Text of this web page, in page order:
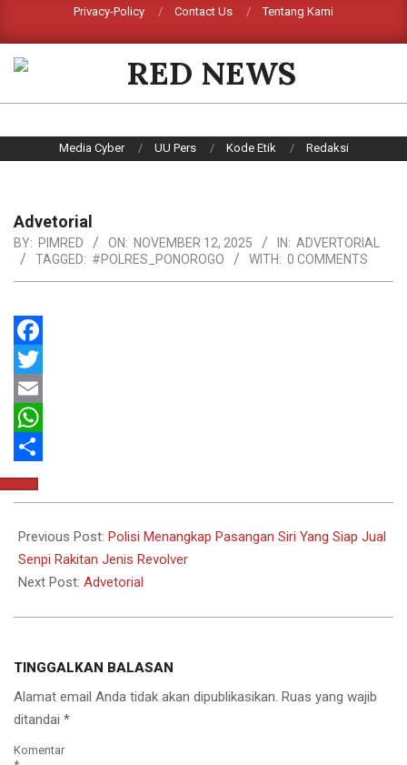
content
Privacy-Policy Contact Us
Tentang Kami
RED
NEWS
Media Cyber UU Pers Kode Etik Redaksi
Advetorial
BY: PIMRED ON: NOVEMBER 12, 2025 IN: ADVERTORIAL
TAGGED: #POLRES_PONOROGO WITH: 0 COMMENTS
Facebook
Twitter
Email
WhatsApp
Share
11-
12
Previous Post: Polisi Menangkap Pasangan Siri Yang Siap Jual
Senpi Rakitan Jenis Revolver
Next Post: Advetorial
TINGGALKAN BALASAN
Alamat email Anda tidak akan dipublikasikan. Ruas yang wajib
ditandai *
Komentar